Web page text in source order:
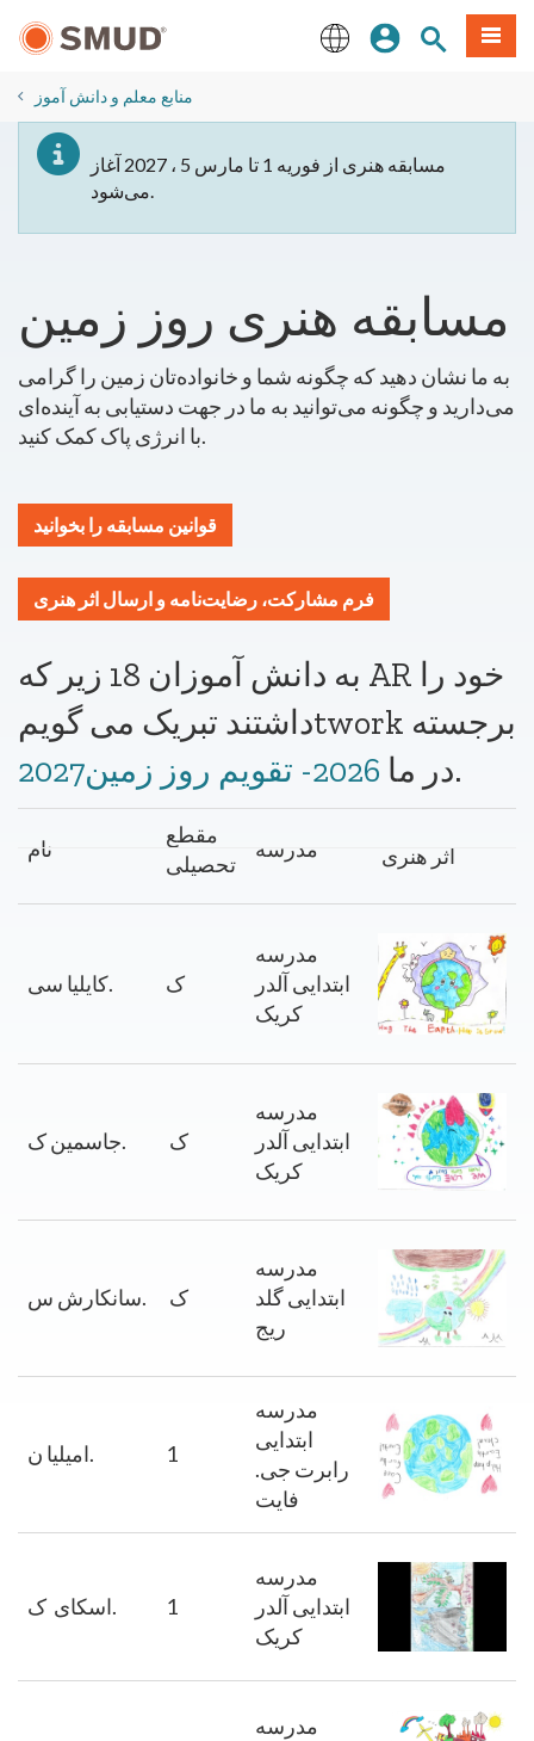
اصلی
ورودسایتمنو
منابع معلم و دانش آموز
مسابقه هنری از فوریه 1 تا مارس 5 ، 2027 آغاز
می‌شود.
مسابقه هنری روز زمین
به ما نشان دهید که چگونه شما و خانواده‌تان زمین را گرامی
می‌دارید و چگونه می‌توانید به ما در جهت دستیابی به آینده‌ای
با انرژی پاک کمک کنید.
قوانین مسابقه را بخوانید
فرم مشارکت، رضایت‌نامه و ارسال اثر هنری
به دانش آموزان 18 زیر که AR خود را
داشتند تبریک می گویمtwork برجسته
در ما 2026- تقویم روز زمین2027 .
نام
مقطع
تحصیلی
مدرسه اثر هنری
کایلیاسی. ک
مدرسه
ابتدایی آلدر
کریک
جاسمینک. ک
مدرسه
ابتدایی آلدر
کریک
سانکارشس. ک
مدرسه
ابتدایی گلد
ریج
امیلیان. 1
مدرسه
ابتدایی
رابرت جی.
فایت
اسکایک. 1
مدرسه
ابتدایی آلدر
کریک
مدرسه